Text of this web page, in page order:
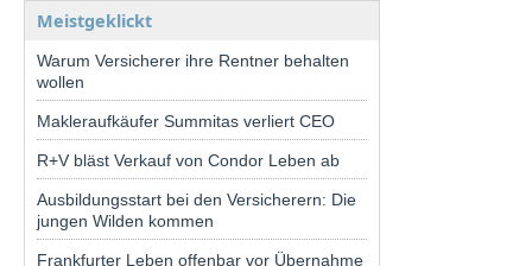
Meistgeklickt
Warum Versicherer ihre Rentner behalten
wollen
Makleraufkäufer Summitas verliert CEO
R+V bläst Verkauf von Condor Leben ab
Ausbildungsstart bei den Versicherern: Die
jungen Wilden kommen
Frankfurter Leben offenbar vor Übernahme